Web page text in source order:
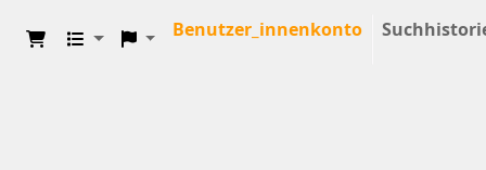
Benutzer_innenkonto